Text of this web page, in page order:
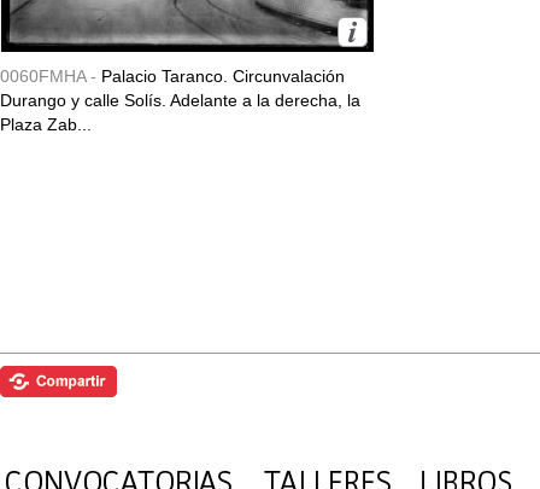
0060FMHA - Palacio Taranco. Circunvalación
Durango y calle Solís. Adelante a la derecha, la
Plaza Zab...